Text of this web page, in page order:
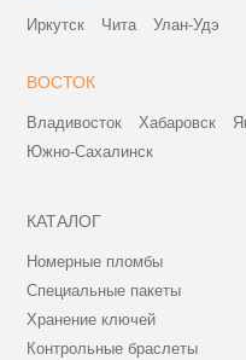
Иркутск Чита Улан-Удэ
ВОСТОК
Владивосток Хабаровск
Южно-Сахалинск
КАТАЛОГ
Номерные пломбы
Специальные пакеты
Хранение ключей
Контрольные браслеты